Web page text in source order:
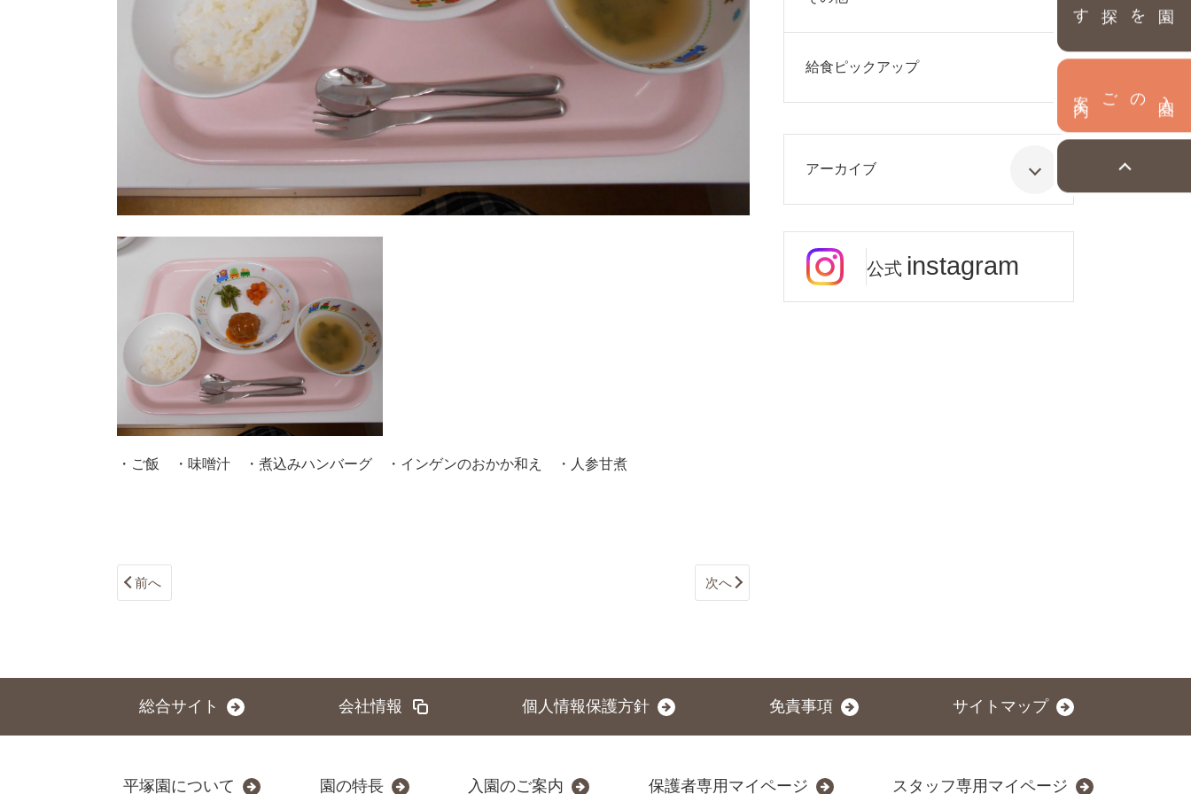
園を探す
・ご飯 ・味噌汁 ・煮込みハンバーグ ・インゲンのおかか和え ・人参甘煮
前へ 次へ
給食ピックアップ
アーカイブ
公式 instagram
総合サイト 会社情報 個人情報保護方針 免責事項 サイトマップ
平塚園について 園の特長 入園のご案内 保護者専用マイページ スタッフ専用マイページ